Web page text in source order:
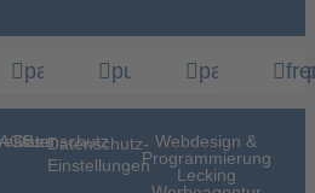
parksysteme.depublicday.de
AGBs
Datenschutz
Datenschutz-
Einstellungen
Webdesign &
Programmierung
Lecking